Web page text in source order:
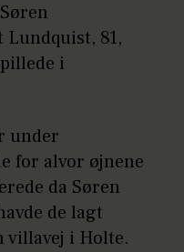
81,
i
under
for alvor øjnene
da Søren
de lagt
villavej i Holte.